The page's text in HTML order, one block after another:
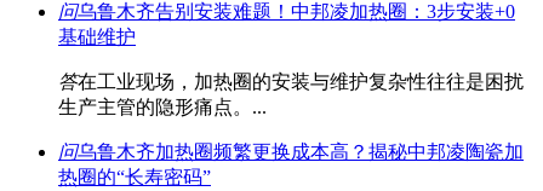
问乌鲁木齐告别安装难题！中邦凌加热圈：3步安装+0
基础维护
答在工业现场，加热圈的安装与维护复杂性往往是困扰
生产主管的隐形痛点。...
问乌鲁木齐加热圈频繁更换成本高？揭秘中邦凌陶瓷加
热圈的“长寿密码”